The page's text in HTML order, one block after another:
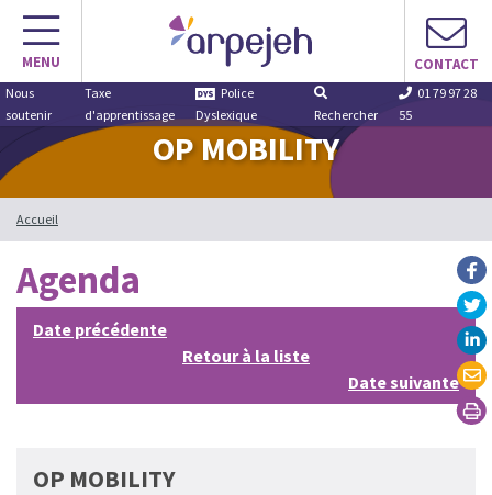
Aller
contenu
MENU CONTACT
Nous
soutenir
Taxe
d'apprentissage
Police
Dyslexique
Rechercher
01 79 97 28
55
OP MOBILITY
Accueil
Agenda
Date précédente
Retour à la liste
Date suivante
OP MOBILITY